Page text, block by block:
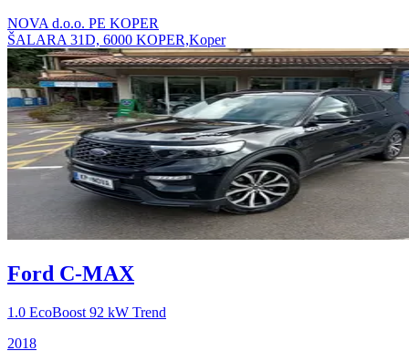
NOVA d.o.o. PE KOPER
ŠALARA 31D, 6000 KOPER,Koper
Ford C-MAX
1.0 EcoBoost 92 kW Trend
2018